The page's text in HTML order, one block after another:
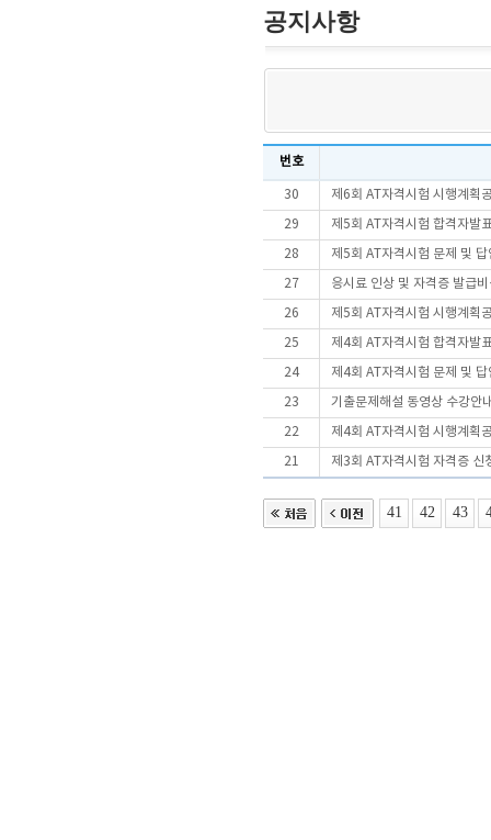
공지사항
번호
30 제6회 AT자격시험 시행계획
29 제5회 AT자격시험 합격자발
28 제5회 AT자격시험 문제 및 답
27 응시료 인상 및 자격증 발급비
26 제5회 AT자격시험 시행계획
25 제4회 AT자격시험 합격자발
24 제4회 AT자격시험 문제 및 답
23 기출문제해설 동영상 수강안
22 제4회 AT자격시험 시행계획
21 제3회 AT자격시험 자격증 신
41 42 43